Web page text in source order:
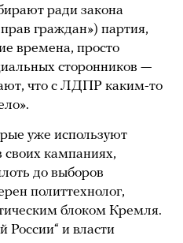
ради закона
граждан») партия,
времена, просто
сторонников —
что с ЛДПР каким-то
уже используют
своих кампаниях,
до выборов
политтехнолог,
блоком Кремля.
России“ и власти